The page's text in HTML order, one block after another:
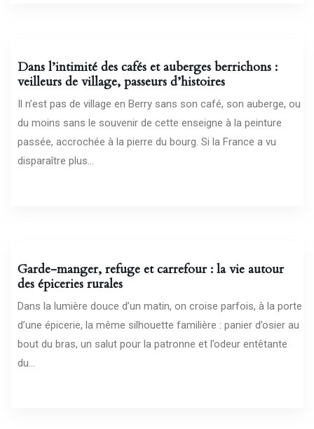
Dans l’intimité des cafés et auberges berrichons :
veilleurs de village, passeurs d’histoires
Il n’est pas de village en Berry sans son café, son auberge, ou
du moins sans le souvenir de cette enseigne à la peinture
passée, accrochée à la pierre du bourg. Si la France a vu
disparaître plus...
Garde-manger, refuge et carrefour : la vie autour
des épiceries rurales
Dans la lumière douce d’un matin, on croise parfois, à la porte
d’une épicerie, la même silhouette familière : panier d’osier au
bout du bras, un salut pour la patronne et l’odeur entêtante
du...